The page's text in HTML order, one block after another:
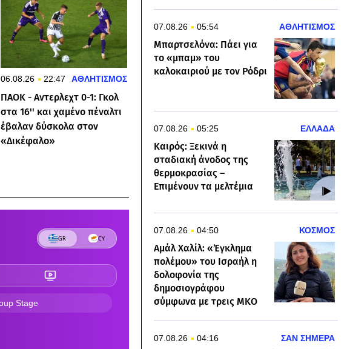
06.08.26 22:47 ΑΘΛΗΤΙΣΜΟΣ
ΠΑΟΚ - Αντερλεχτ 0-1: Γκολ
στα 16'' και χαμένο πέναλτι
έβαλαν δύσκολα στον
«Δικέφαλο»
07.08.26 05:54 ΑΘΛΗΤΙΣΜΟΣ
Μπαρτσελόνα: Πάει για
το «μπαμ» του
καλοκαιριού με τον Ρόδρι
07.08.26 05:25 ΕΛΛΑΔΑ
Καιρός: Ξεκινά η
σταδιακή άνοδος της
θερμοκρασίας –
Επιμένουν τα μελτέμια
07.08.26 04:50 ΚΟΣΜΟΣ
Αμάλ Χαλίλ: «Έγκλημα
πολέμου» του Ισραήλ η
δολοφονία της
δημοσιογράφου
σύμφωνα με τρεις ΜΚΟ
07.08.26 04:16 ΣΑΝ ΣΗΜΕΡΑ